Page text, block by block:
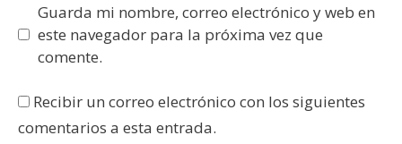
Guarda mi nombre, correo electrónico y web en
este navegador para la próxima vez que
comente.
Recibir un correo electrónico con los siguientes
comentarios a esta entrada.